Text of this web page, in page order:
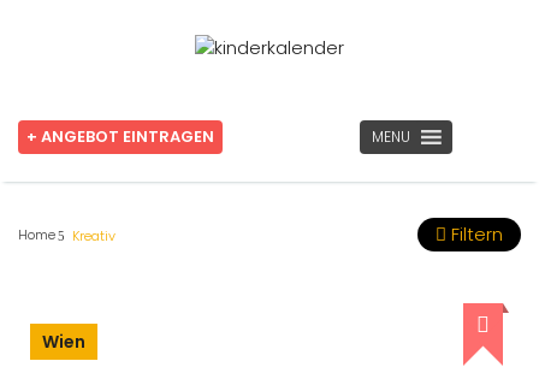
+ ANGEBOT EINTRAGEN MENU
Home Kreativ Filtern
Wien